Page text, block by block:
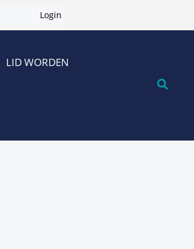
Login
LID WORDEN